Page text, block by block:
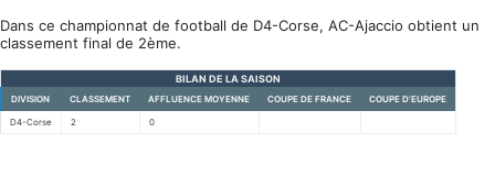
Dans ce championnat de football de D4-Corse, AC-Ajaccio obtient un
classement final de 2ème.
BILAN DE LA SAISON
DIVISION CLASSEMENT AFFLUENCE MOYENNE COUPE DE FRANCE COUPE D'EUROPE
D4-Corse 2 0